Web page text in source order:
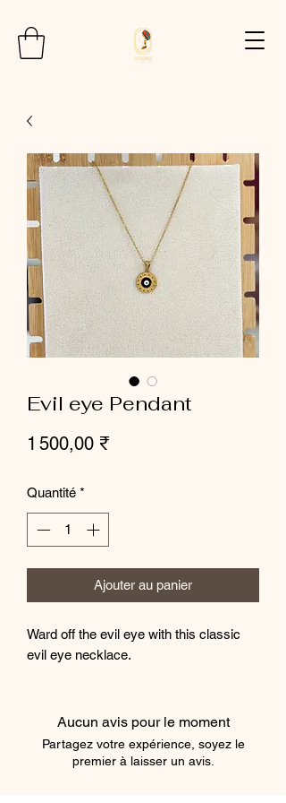
Evil eye Pendant
1 500,00 ₹Prix
Quantité *
Ajouter au panier
Ward off the evil eye with this classic
evil eye necklace.
Aucun avis pour le moment
Partagez votre expérience, soyez le
premier à laisser un avis.